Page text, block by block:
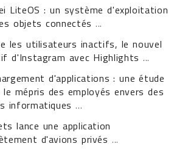
LiteOS : un système d'exploitation
objets connectés ...
les utilisateurs inactifs, le nouvel
d'Instagram avec Highlights ...
d'applications : une étude
le mépris des employés envers des
informatiques...
lance une application
d'avions privés ...